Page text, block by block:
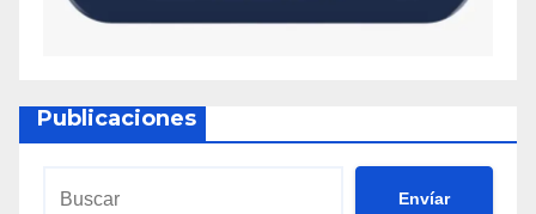
Publicaciones
Envíar